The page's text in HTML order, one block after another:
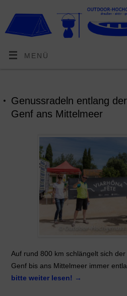
MENÜ
Genussradeln entlang
Genf ans Mittelmeer
Auf rund 800 km schlängelt sich
Genf bis ans Mittelmeer immer
bitte weiter lesen! →